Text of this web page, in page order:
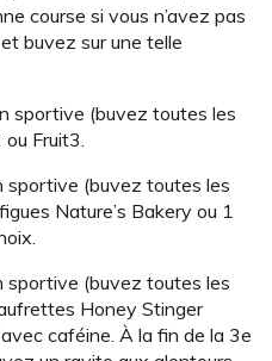
course si vous n’avez pas
buvez sur une telle
sportive (buvez toutes les
Fruit3.
sportive (buvez toutes les
Nature’s Bakery ou 1
sportive (buvez toutes les
Honey Stinger
caféine. À la fin de la 3e